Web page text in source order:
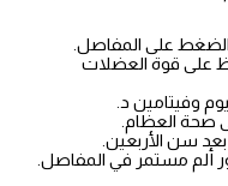
الضغط على المفاصل.
على قوة العضلات
وفيتامين د.
صحة العظام.
سن الأربعين.
ألم مستمر في المفاصل.